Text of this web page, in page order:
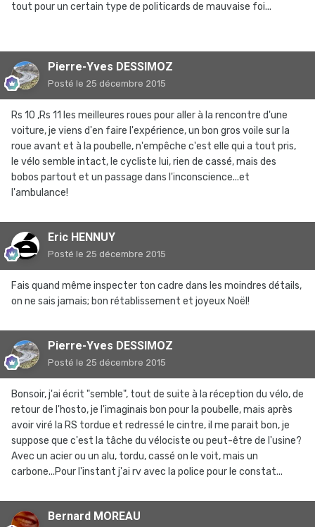
tout pour un certain type de politicards de mauvaise foi...
Pierre-Yves DESSIMOZ
Posté le 25 décembre 2015
Rs 10 ,Rs 11 les meilleures roues pour aller à la rencontre d'une
voiture, je viens d'en faire l'expérience, un bon gros voile sur la
roue avant et à la poubelle, n'empêche c'est elle qui a tout pris,
le vélo semble intact, le cycliste lui, rien de cassé, mais des
bobos partout et un passage dans l'inconscience...et
l'ambulance!
Eric HENNUY
Posté le 25 décembre 2015
Fais quand même inspecter ton cadre dans les moindres détails,
on ne sais jamais; bon rétablissement et joyeux Noël!
Pierre-Yves DESSIMOZ
Posté le 25 décembre 2015
Bonsoir, j'ai écrit "semble", tout de suite à la réception du vélo, de
retour de l'hosto, je l'imaginais bon pour la poubelle, mais après
avoir viré la RS tordue et redressé le cintre, il me parait bon, je
suppose que c'est la tâche du vélociste ou peut-être de l'usine?
Avec un acier ou un alu, tordu, cassé on le voit, mais un
carbone...Pour l'instant j'ai rv avec la police pour le constat...
Bernard MOREAU